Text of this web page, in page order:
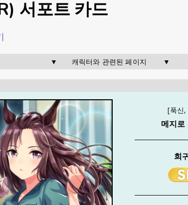
서포트 카드
▼       캐릭터와 관련된 페이지        ▼
[푹신,
메지로
희